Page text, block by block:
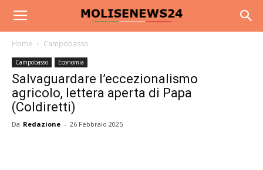
Home Campobasso
Campobasso Economia
Salvaguardare l’eccezionalismo
agricolo, lettera aperta di Papa
(Coldiretti)
Da Redazione - 26 Febbraio 2025